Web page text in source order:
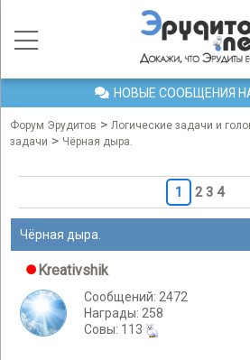
НОВЫЕ СООБЩЕНИЯ
Форум Эрудитов > Логические задачи и
задачи > Чёрная дыра.
1 2 3 4
Чёрная дыра.
Kreativshik
Сообщений: 2472
Награды: 258
Cовы: 113